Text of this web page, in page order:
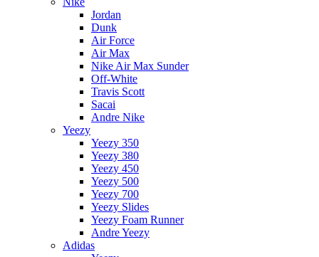
Jordan
Dunk
Air Force
Air Max
Nike Air Max Sunder
Off-White
Travis Scott
Sacai
Andre Nike
Yeezy
Yeezy 350
Yeezy 380
Yeezy 450
Yeezy 500
Yeezy 700
Yeezy Slides
Yeezy Foam Runner
Andre Yeezy
Adidas